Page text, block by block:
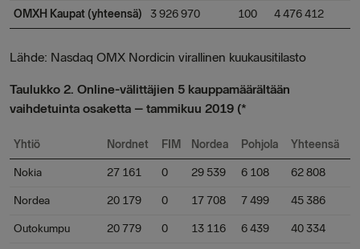
OMXH Kaupat (yhteensä) 3 926 970 100 4 476 412
Lähde: Nasdaq OMX Nordicin virallinen kuukausitilasto
Taulukko 2. Online-välittäjien 5 kauppamäärältään
vaihdetuinta osaketta – tammikuu 2019 (*
Yhtiö Nordnet FIM Nordea Pohjola Yhteensä
Nokia 27 161 0 29 539 6 108 62 808
Nordea 20 179 0 17 708 7 499 45 386
Outokumpu 20 779 0 13 116 6 439 40 334